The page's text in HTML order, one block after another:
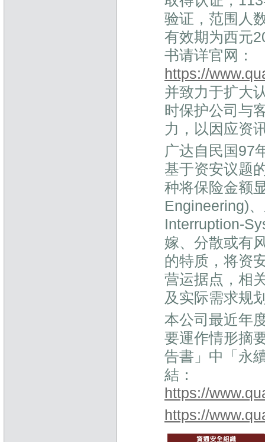
验证，范围人
有效期为西元
书请详官网：
https://
并致力于扩大
时保护公司与
力，以因应资
广达自民国97
基于资安议题
种将保险金额
Engineering)
Interruption-
嫁、分散或有
的特质，将资
营运据点，相
及实际需求规
本公司最近年
要運作情形摘
告書」中「永
結：
https://
https://